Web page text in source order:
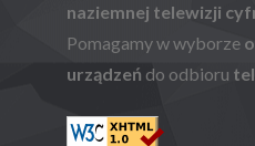
naziemnej telewizji
Pomagamy w wyborze
urządzeń do odbioru